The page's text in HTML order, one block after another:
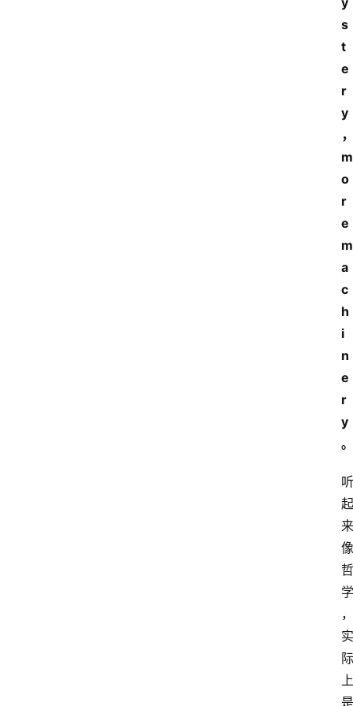
s
t
e
r
y
，
m
o
r
e
m
a
c
h
i
n
e
r
y
。
听
起
来
像
哲
学
，
实
际
上
是